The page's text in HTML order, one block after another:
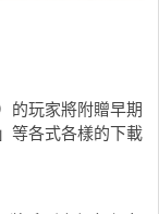
的玩家將附贈早期
等各式各樣的下載